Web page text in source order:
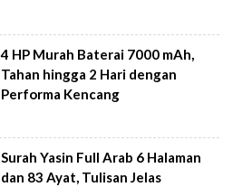
4 HP Murah Baterai 7000 mAh,
Tahan hingga 2 Hari dengan
Performa Kencang
Surah Yasin Full Arab 6 Halaman
dan 83 Ayat, Tulisan Jelas